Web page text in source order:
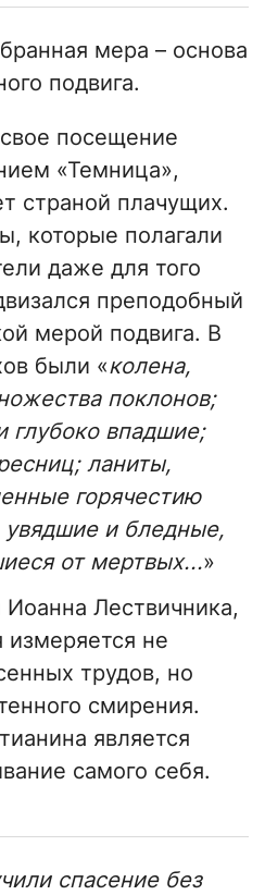
мера – основа
подвига.
посещение
«Темница»,
страной плачущих.
которые полагали
даже для того
преподобный
мерой подвига. В
были «колена,
поклонов;
глубоко впадшие;
ланиты,
горячестию
увядшие и бледные,
от мертвых...»
Лествичника,
измеряется не
трудов, но
смирения.
является
самого себя.
спасение без